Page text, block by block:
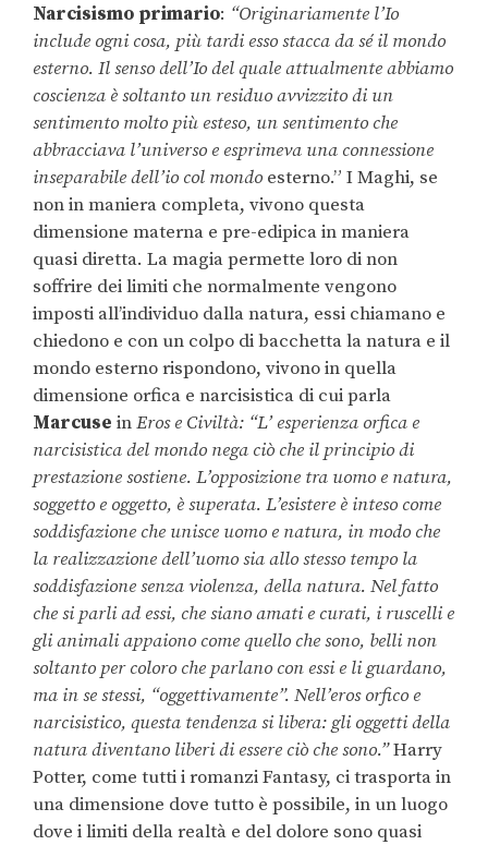
Narcisismo primario: “Originariamente l’Io
include ogni cosa, più tardi esso stacca da sé il mondo
esterno. Il senso dell’Io del quale attualmente abbiamo
coscienza è soltanto un residuo avvizzito di un
sentimento molto più esteso, un sentimento che
abbracciava l’universo e esprimeva una connessione
inseparabile dell’io col mondo esterno.” I Maghi, se
non in maniera completa, vivono questa
dimensione materna e pre-edipica in maniera
quasi diretta. La magia permette loro di non
soffrire dei limiti che normalmente vengono
imposti all’individuo dalla natura, essi chiamano e
chiedono e con un colpo di bacchetta la natura e il
mondo esterno rispondono, vivono in quella
dimensione orfica e narcisistica di cui parla
Marcuse inEros e Civiltà: “L’ esperienza orfica e
narcisistica del mondo nega ciò che il principio di
prestazione sostiene. L’opposizione tra uomo e natura,
soggetto e oggetto, è superata. L’esistere è inteso come
soddisfazione che unisce uomo e natura, in modo che
la realizzazione dell’uomo sia allo stesso tempo la
soddisfazione senza violenza, della natura. Nel fatto
che si parli ad essi, che siano amati e curati, i ruscelli e
gli animali appaiono come quello che sono, belli non
soltanto per coloro che parlano con essi e li guardano,
ma in se stessi, “oggettivamente”. Nell’eros orfico e
narcisistico, questa tendenza si libera: gli oggetti della
natura diventano liberi di essere ciò che sono.”Harry
Potter, come tutti i romanzi Fantasy, ci trasporta in
una dimensione dove tutto è possibile, in un luogo
dove i limiti della realtà e del dolore sono quasi